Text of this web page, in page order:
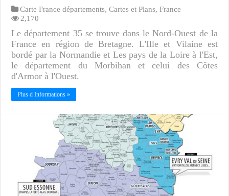
Carte France départements,Cartes et Plans,France
2,170
Le département 35 se trouve dans le Nord-Ouest de la
France en région de Bretagne. L'Ille et Vilaine est
bordé par la Normandie et Les pays de la Loire à l'Est,
le département du Morbihan et celui des Côtes
d'Armor à l'Ouest.
Plus d Informations »